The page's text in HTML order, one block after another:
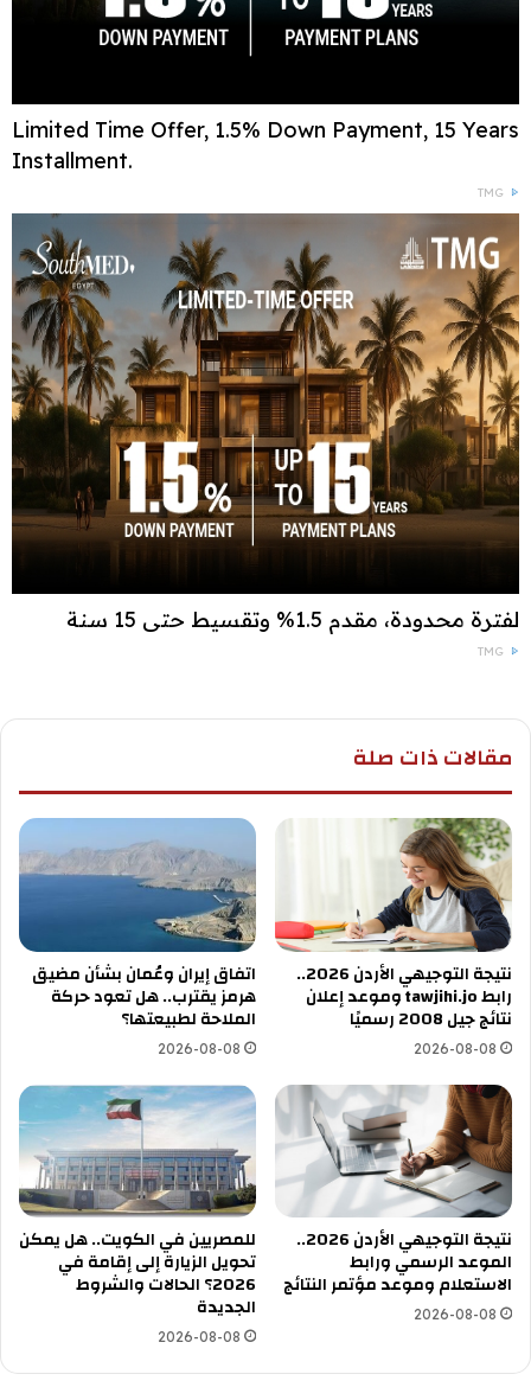
Limited Time Offer, 1.5% Down Payment, 15 Years
Installment.
TMG
لفترة محدودة، مقدم 1.5% وتقسيط حتى 15 سنة
TMG
مقالات ذات صلة
نتيجة التوجيهي الأردن 2026..
رابط tawjihi.jo وموعد إعلان
نتائج جيل 2008 رسميًا
2026-08-08
اتفاق إيران وعُمان بشأن مضيق
هرمز يقترب.. هل تعود حركة
الملاحة لطبيعتها؟
2026-08-08
نتيجة التوجيهي الأردن 2026..
الموعد الرسمي ورابط
الاستعلام وموعد مؤتمر النتائج
2026-08-08
للمصريين في الكويت.. هل يمكن
تحويل الزيارة إلى إقامة في
2026؟ الحالات والشروط
الجديدة
2026-08-08